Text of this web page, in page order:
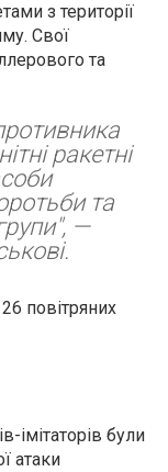
з території
Свої
та
ракетні
та
—
повітряних
імітаторів були
атаки